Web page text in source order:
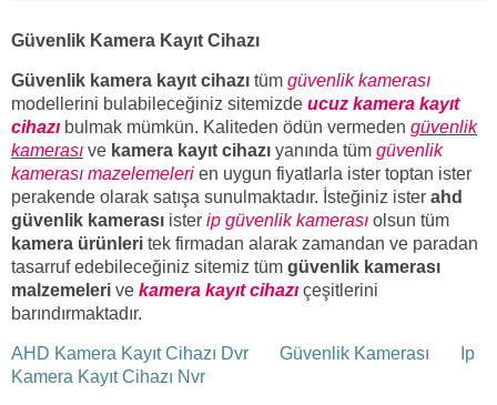
Güvenlik Kamera Kayıt Cihazı
Güvenlik kamera kayıt cihazı tüm güvenlik kamerası
modellerini bulabileceğiniz sitemizde ucuz kamera kayıt
cihazı bulmak mümkün. Kaliteden ödün vermeden güvenlik
kamerası ve kamera kayıt cihazı yanında tüm güvenlik
kamerası mazelemeleri en uygun fiyatlarla ister toptan ister
perakende olarak satışa sunulmaktadır. İsteğiniz ister ahd
güvenlik kamerası ister ip güvenlik kamerası olsun tüm
kamera ürünleri tek firmadan alarak zamandan ve paradan
tasarruf edebileceğiniz sitemiz tüm güvenlik kamerası
malzemeleri ve kamera kayıt cihazı çeşitlerini
barındırmaktadır.
AHD Kamera Kayıt Cihazı Dvr Güvenlik Kamerası
Ip
Kamera Kayıt Cihazı Nvr